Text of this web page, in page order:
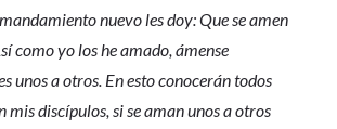
nuevo les doy: Que se amen
como yo los he amado, ámense
unos a otros. En esto conocerán todos
mis discípulos, si se aman unos a otros